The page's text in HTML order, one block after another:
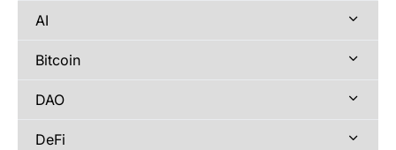
AI
Bitcoin
DAO
DeFi